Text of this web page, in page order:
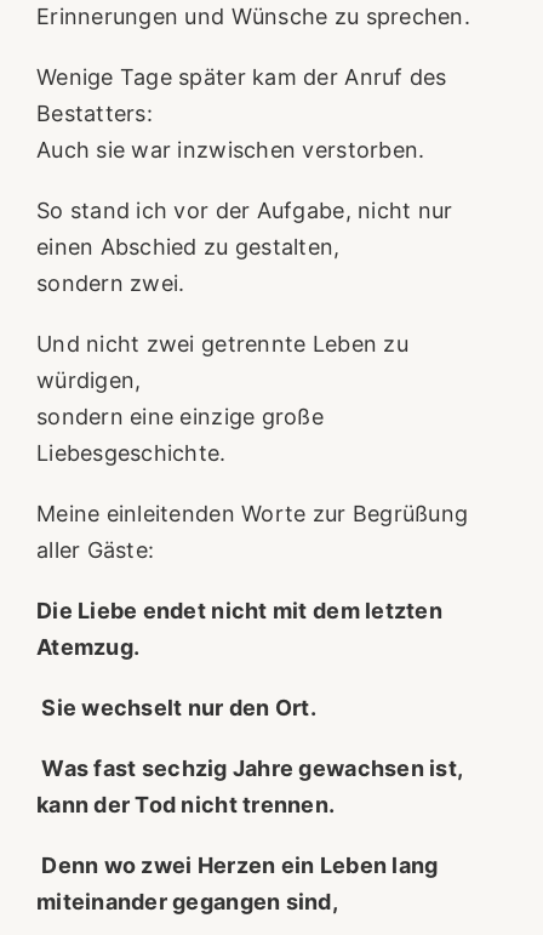
Erinnerungen und Wünsche zu sprechen.
Wenige Tage später kam der Anruf des
Bestatters:
Auch sie war inzwischen verstorben.
So stand ich vor der Aufgabe, nicht nur
einen Abschied zu gestalten,
sondern zwei.
Und nicht zwei getrennte Leben zu
würdigen,
sondern eine einzige große
Liebesgeschichte.
Meine einleitenden Worte zur Begrüßung
aller Gäste:
Die Liebe endet nicht mit dem letzten
Atemzug.
Sie wechselt nur den Ort.
Was fast sechzig Jahre gewachsen ist,
kann der Tod nicht trennen.
Denn wo zwei Herzen ein Leben lang
miteinander gegangen sind,